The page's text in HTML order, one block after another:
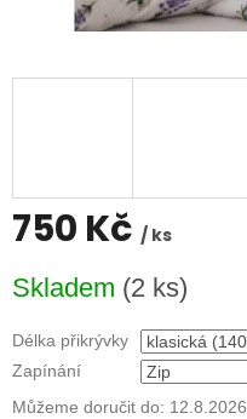
750 Kč / ks
cena:
Skladem (2 ks)
Délka přikrývky
Zapínání
Můžeme doručit do: 12.8.2026